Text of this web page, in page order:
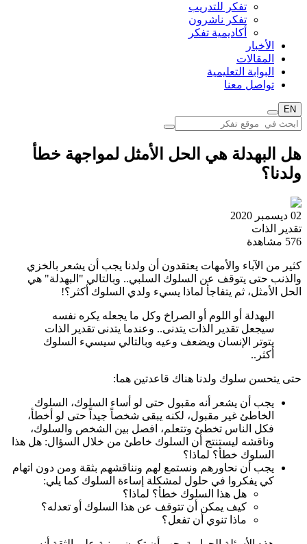
تفكر للتدريب
تفكر ناشرون
أكاديمية تفكر
الأخبار
المقالات
البوابة التعليمية
تواصل معنا
EN
هل البهدلة هي الحل الأمثل لمواجهة خطأ
ولدنا؟
02 ديسمبر 2020
تقدير الذات
576 مشاهدة
كثير من الآباء والأمهات يعتقدون أن ولدنا يجب أن يشعر بالخزي
والذنب حتى يتوقف عن السلوك السلبي.. وبالتالي "البهدلة" هي
الحل الأمثل، ثم يتفاجأ لماذا يسيء ولدي السلوك أكثر؟!
البهدلة أو اللوم أو الصراخ وكل ما يجعله يكره نفسه
سيجعل تقدير الذات يتدنى.. وعندما يتدنى تقدير الذات
يتوتر الإنسان ويضعف وعيه وبالتالي سيسيء السلوك
أكثر..
حتى يتحسن سلوك ولدنا هناك قاعدتين هما:
يجب أن يشعر أنه مقبول حتى لو أساء السلوك، السلوك
الخاطئ غير مقبول، لكنه يبقى شخصاً جيداً حتى لو أخطأ،
فكل الناس تخطئ وتتعلم، افصل بين الشخص والسلوك،
وناقشه ليستنتج أن السلوك خاطئ من خلال السؤال: هل هذا
السلوك خطأ؟ لماذا؟
يجب أن نحاورهم ونستمع لهم ونناقشهم بثقة ومن دون اتهام
كي يفكروا في حلول لمشكلة إساءة السلوك كما يلي:
هل هذا السلوك خطأ؟ لماذا؟
كيف يمكن أن تتوقف عن هذا السلوك أو تعدله؟
ماذا تنوي أن تفعل؟